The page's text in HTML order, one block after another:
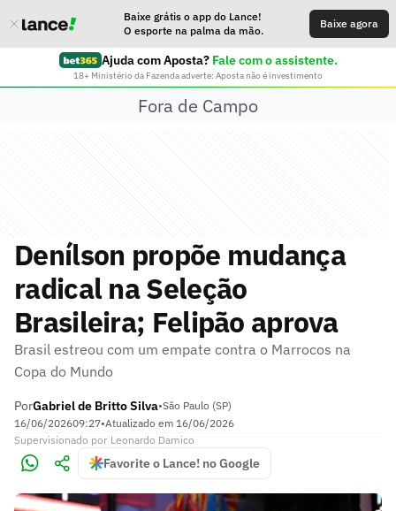
Baixe grátis o app do Lance!
O esporte na palma da mão.
Baixe agora
Ajuda com Aposta? Fale com o assistente.
18+ Ministério da Fazenda adverte: Aposta não é investimento
Fora de Campo
Denílson propõe mudança
radical na Seleção
Brasileira; Felipão aprova
Brasil estreou com um empate contra o Marrocos na
Copa do Mundo
PorGabriel de Britto Silva•São Paulo (SP)
16/06/202609:27•Atualizado em 16/06/2026
Supervisionado por Leonardo Damico
Favorite o Lance! no Google